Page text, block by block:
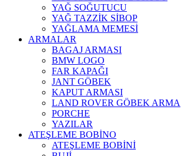
YAĞ SOĞUTUCU
YAĞ TAZZİK SİBOP
YAĞLAMA MEMESİ
ARMALAR
BAGAJ ARMASI
BMW LOGO
FAR KAPAĞI
JANT GÖBEK
KAPUT ARMASI
LAND ROVER GÖBEK ARMA
PORCHE
YAZILAR
ATEŞLEME BOBİNO
ATEŞLEME BOBİNİ